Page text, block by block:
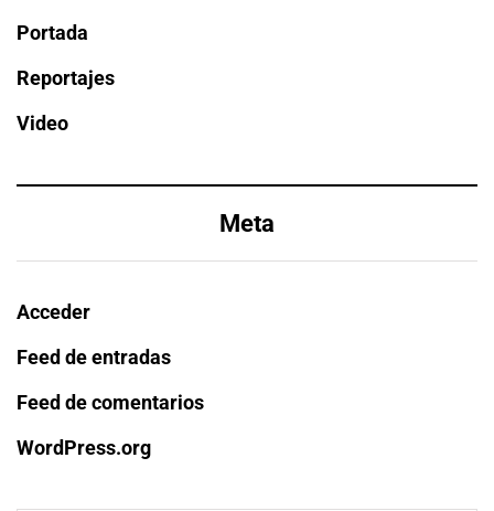
Portada
Reportajes
Video
Meta
Acceder
Feed de entradas
Feed de comentarios
WordPress.org